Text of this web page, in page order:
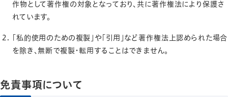
作物として著作権の対象となっており、共に著作権法により保護さ
れています。
「私的使用のための複製」や「引用」など著作権法上認められた場合
を除き、無断で複製・転用することはできません。
免責事項について